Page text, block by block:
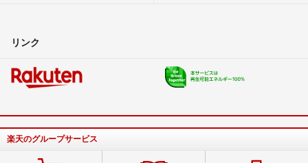
リンク
楽天のグループサービス